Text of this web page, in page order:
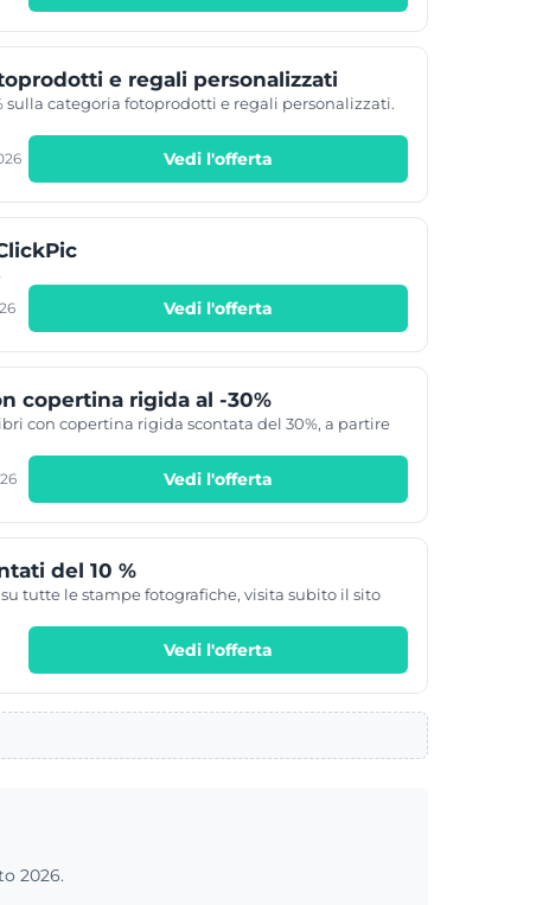
e regali personalizzati
sulla categoria fotoprodotti e regali personalizzati.
Vedi l'offerta
Vedi l'offerta
copertina rigida al -30%
con copertina rigida scontata del 30%, a partire
Vedi l'offerta
del 10 %
su tutte le stampe fotografiche, visita subito il sito
Vedi l'offerta
2026.